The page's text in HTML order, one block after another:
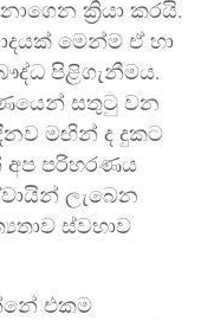
ක්‍රියා කරයි.
මෙන්ම ඒ හා
පිළිගැනීමය.
සතුටු වන
මඟින් ද දුකට
පරිහරණය
ලැබෙන
ස්වභාව
එකම